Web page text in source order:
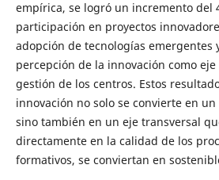
empírica, se logró un incremento del
participación en proyectos
adopción de tecnologías emergentes
percepción de la innovación como
gestión de los centros. Estos
innovación no solo se convierte en
sino también en un eje transversal
directamente en la calidad de los
formativos, se conviertan en